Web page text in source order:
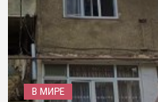
В МИРЕ